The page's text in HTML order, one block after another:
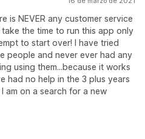
is NEVER any customer service
the time to run this app only
to start over! I have tried
people and never ever had any
using them...because it works
had no help in the 3 plus years
am on a search for a new